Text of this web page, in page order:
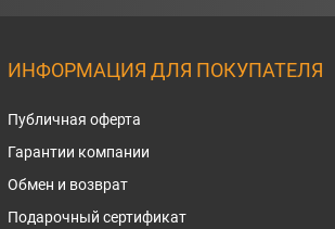
ИНФОРМАЦИЯ ДЛЯ ПОКУПАТЕЛЯ
Публичная оферта
Гарантии компании
Обмен и возврат
Подарочный сертификат